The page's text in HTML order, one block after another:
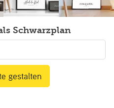
Schwarzplan
gestalten